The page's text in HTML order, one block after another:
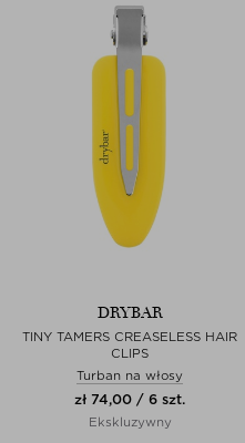
DRYBAR
TINY TAMERS CREASELESS HAIR
CLIPS
Turban na włosy
zł 74,00 / 6 szt.
Ekskluzywny